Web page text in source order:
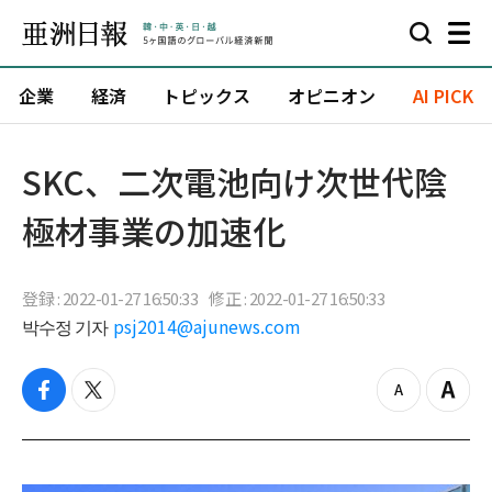
企業 経済 トピックス オピニオン AI PICK
SKC、二次電池向け次世代陰
極材事業の加速化
登録 : 2022-01-27 16:50:33 修正 : 2022-01-27 16:50:33
박수정 기자 psj2014@ajunews.com
f
c
b
t
i
t
z
o
o
Z
o
i